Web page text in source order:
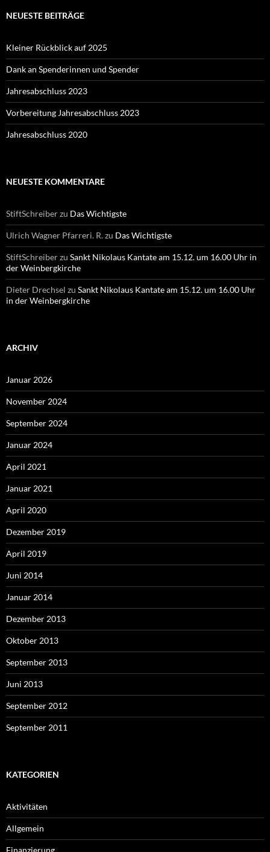
NEUESTE BEITRÄGE
Kleiner Rückblick auf 2025
Dank an Spenderinnen und Spender
Jahresabschluss 2023
Vorbereitung Jahresabschluss 2023
Jahresabschluss 2020
NEUESTE KOMMENTARE
StiftSchreiberzu Das Wichtigste
Ulrich Wagner Pfarreri. R.zu Das Wichtigste
StiftSchreiberzu Sankt Nikolaus Kantate am 15.12. um 16.00 Uhr in
der Weinbergkirche
Dieter Drechsel zu Sankt Nikolaus Kantate am 15.12. um 16.00 Uhr
in der Weinbergkirche
ARCHIV
Januar 2026
November 2024
September 2024
Januar 2024
April 2021
Januar 2021
April 2020
Dezember 2019
April 2019
Juni 2014
Januar 2014
Dezember 2013
Oktober 2013
September 2013
Juni 2013
September 2012
September 2011
KATEGORIEN
Aktivitäten
Allgemein